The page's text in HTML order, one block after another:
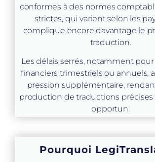
conformes à des normes
strictes, qui varient selon les
complique encore davantage le
traduction.
Les délais serrés, notamment
financiers trimestriels ou annuels,
pression supplémentaire,
production de traductions
opportun.
Pourquoi